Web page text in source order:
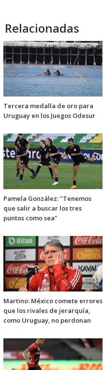
Relacionadas
Tercera medalla de oro para
Uruguay en los Juegos Odesur
Pamela González: "Tenemos
que salir a buscar los tres
puntos como sea"
Martino: México comete errores
que los rivales de jerarquía,
como Uruguay, no perdonan